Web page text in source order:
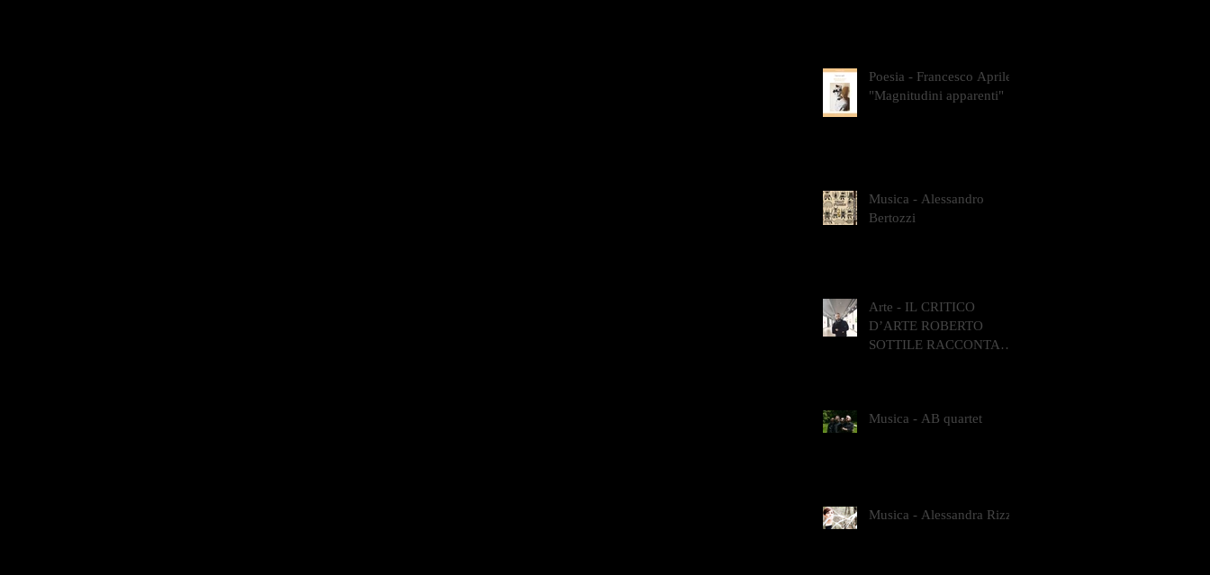
Poesia - Francesco Aprile -
"Magnitudini apparenti"
Musica - Alessandro
Bertozzi
Arte - IL CRITICO
D’ARTE ROBERTO
SOTTILE RACCONTA
Musica - AB quartet
Musica - Alessandra Rizzo